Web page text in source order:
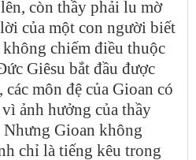
còn thầy phải lu mờ
của một con người biết
chiếm điều thuộc
Giêsu bắt đầu được
môn đệ của Gioan có
ảnh hưởng của thầy
Gioan không
chỉ là tiếng kêu trong